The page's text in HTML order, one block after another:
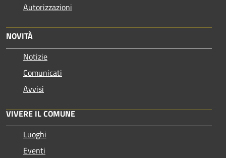
Autorizzazioni
NOVITÀ
Notizie
Comunicati
Avvisi
VIVERE IL COMUNE
Luoghi
Eventi